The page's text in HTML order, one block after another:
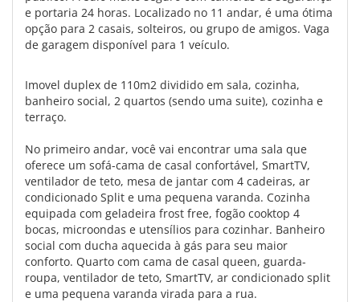
e portaria 24 horas. Localizado no 11 andar, é uma ótima
opção para 2 casais, solteiros, ou grupo de amigos. Vaga
de garagem disponível para 1 veículo.
Imovel duplex de 110m2 dividido em sala, cozinha,
banheiro social, 2 quartos (sendo uma suite), cozinha e
terraço.
No primeiro andar, você vai encontrar uma sala que
oferece um sofá-cama de casal confortável, SmartTV,
ventilador de teto, mesa de jantar com 4 cadeiras, ar
condicionado Split e uma pequena varanda. Cozinha
equipada com geladeira frost free, fogão cooktop 4
bocas, microondas e utensílios para cozinhar. Banheiro
social com ducha aquecida à gás para seu maior
conforto. Quarto com cama de casal queen, guarda-
roupa, ventilador de teto, SmartTV, ar condicionado split
e uma pequena varanda virada para a rua.